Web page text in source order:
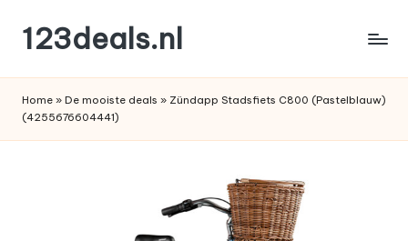
de
inhoud
123deals.nl
deals
Home » De mooiste deals » Zündapp Stadsfiets C800 (Pastelblauw)
(4255676604441)